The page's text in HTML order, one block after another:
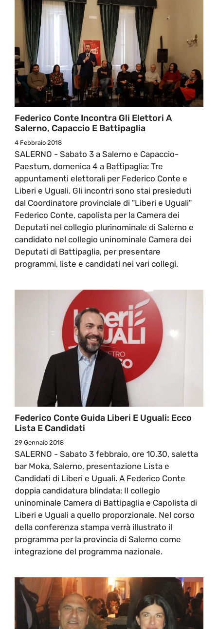
Federico Conte Incontra Gli Elettori A
Salerno, Capaccio E Battipaglia
4 Febbraio 2018
SALERNO - Sabato 3 a Salerno e Capaccio-
Paestum, domenica 4 a Battipaglia: Tre
appuntamenti elettorali per Federico Conte e
Liberi e Uguali. Gli incontri sono stai presieduti
dal Coordinatore provinciale di "Liberi e Uguali"
Federico Conte, capolista per la Camera dei
Deputati nel collegio plurinominale di Salerno e
candidato nel collegio uninominale Camera dei
Deputati di Battipaglia, per presentare
programmi, liste e candidati nei vari collegi.
Federico Conte Guida Liberi E Uguali: Ecco
Lista E Candidati
29 Gennaio 2018
SALERNO - Sabato 3 febbraio, ore 10.30, saletta
bar Moka, Salerno, presentazione Lista e
Candidati di Liberi e Uguali. A Federico Conte
doppia candidatura blindata: Il collegio
uninominale Camera di Battipaglia e Capolista di
Liberi e Uguali a quello proporzionale. Nel corso
della conferenza stampa verrà illustrato il
programma per la provincia di Salerno come
integrazione del programma nazionale.